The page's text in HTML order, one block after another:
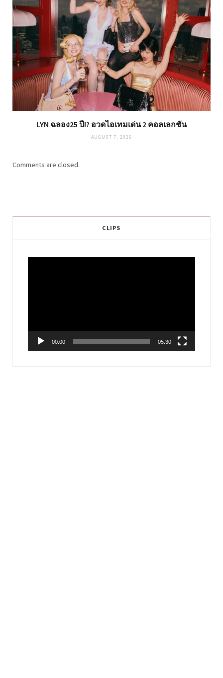
LYN ฉลอง25 ปี!? อวดไอเทมเด่น 2 คอลเลกชัน
AUGUST 7, 2026
Comments are closed.
CLIPS
00:00 05:30